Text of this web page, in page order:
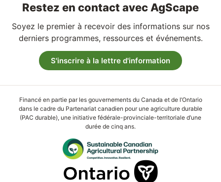
Restez en contact avec AgScape
Soyez le premier à recevoir des informations sur nos
derniers programmes, ressources et événements.
S'inscrire à la lettre d'information
Financé en partie par les gouvernements du Canada et de l’Ontario
dans le cadre du Partenariat canadien pour une agriculture durable
(PAC durable), une initiative fédérale-provinciale-territoriale d’une
durée de cinq ans.